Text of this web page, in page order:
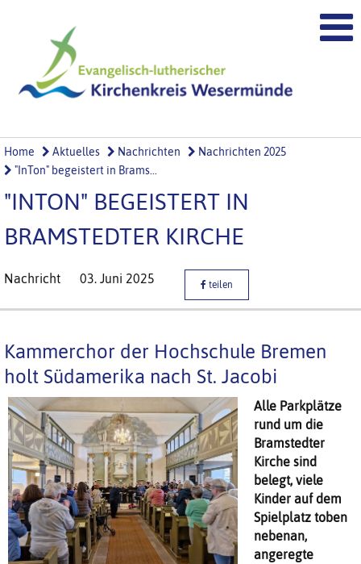
Home Aktuelles Nachrichten
Nachrichten 2025
"InTon" begeistert in Brams...
"INTON" BEGEISTERT IN
BRAMSTEDTER KIRCHE
Nachricht 03. Juni 2025 teilen
Kammerchor der Hochschule Bremen
holt Südamerika nach St. Jacobi
Alle Parkplätze
rund um die
Bramstedter
Kirche sind
belegt, viele
Kinder auf dem
Spielplatz toben
nebenan,
angeregte